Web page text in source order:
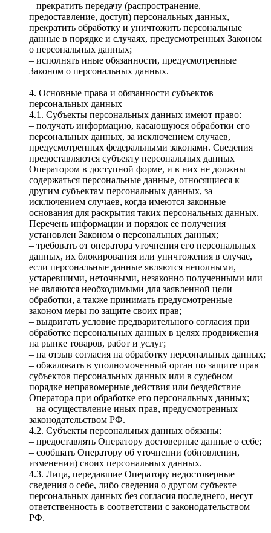
– прекратить передачу (распространение,
предоставление, доступ) персональных данных,
прекратить обработку и уничтожить персональные
данные в порядке и случаях, предусмотренных Законом
о персональных данных;
– исполнять иные обязанности, предусмотренные
Законом о персональных данных.
4. Основные права и обязанности субъектов
персональных данных
4.1. Субъекты персональных данных имеют право:
– получать информацию, касающуюся обработки его
персональных данных, за исключением случаев,
предусмотренных федеральными законами. Сведения
предоставляются субъекту персональных данных
Оператором в доступной форме, и в них не должны
содержаться персональные данные, относящиеся к
другим субъектам персональных данных, за
исключением случаев, когда имеются законные
основания для раскрытия таких персональных данных.
Перечень информации и порядок ее получения
установлен Законом о персональных данных;
– требовать от оператора уточнения его персональных
данных, их блокирования или уничтожения в случае,
если персональные данные являются неполными,
устаревшими, неточными, незаконно полученными или
не являются необходимыми для заявленной цели
обработки, а также принимать предусмотренные
законом меры по защите своих прав;
– выдвигать условие предварительного согласия при
обработке персональных данных в целях продвижения
на рынке товаров, работ и услуг;
– на отзыв согласия на обработку персональных данных;
– обжаловать в уполномоченный орган по защите прав
субъектов персональных данных или в судебном
порядке неправомерные действия или бездействие
Оператора при обработке его персональных данных;
– на осуществление иных прав, предусмотренных
законодательством РФ.
4.2. Субъекты персональных данных обязаны:
– предоставлять Оператору достоверные данные о себе;
– сообщать Оператору об уточнении (обновлении,
изменении) своих персональных данных.
4.3. Лица, передавшие Оператору недостоверные
сведения о себе, либо сведения о другом субъекте
персональных данных без согласия последнего, несут
ответственность в соответствии с законодательством
РФ.